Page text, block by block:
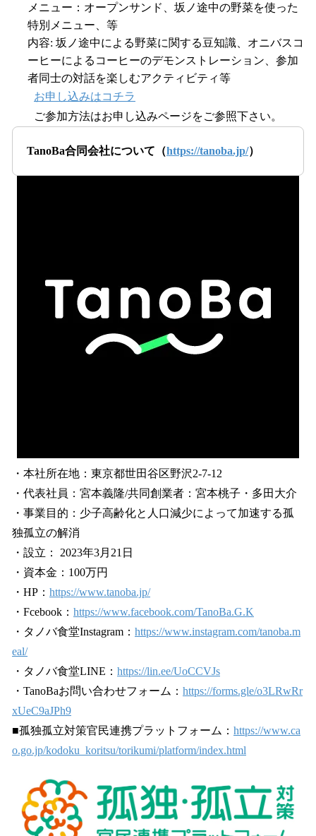
メニュー：オープンサンド、坂ノ途中の野菜を使った
特別メニュー、等
内容: 坂ノ途中による野菜に関する豆知識、オニバスコ
ーヒーによるコーヒーのデモンストレーション、参加
者同士の対話を楽しむアクティビティ等
お申し込みはコチラ
ご参加方法はお申し込みページをご参照下さい。
TanoBa合同会社について（https://tanoba.jp/）
・本社所在地：東京都世田谷区野沢2-7-12
・代表社員：宮本義隆/共同創業者：宮本桃子・多田大介
・事業目的：少子高齢化と人口減少によって加速する孤
独孤立の解消
・設立： 2023年3月21日
・資本金：100万円
・HP： https://www.tanoba.jp/
・Fcebook： https://www.facebook.com/TanoBa.G.K
・タノバ食堂Instagram： https://www.instagram.com/tanoba.m
eal/
・タノバ食堂LINE： https://lin.ee/UoCCVJs
・TanoBaお問い合わせフォーム： https://forms.gle/o3LRwRr
xUeC9aJPh9
■孤独孤立対策官民連携プラットフォーム： https://www.ca
o.go.jp/kodoku_koritsu/torikumi/platform/index.html